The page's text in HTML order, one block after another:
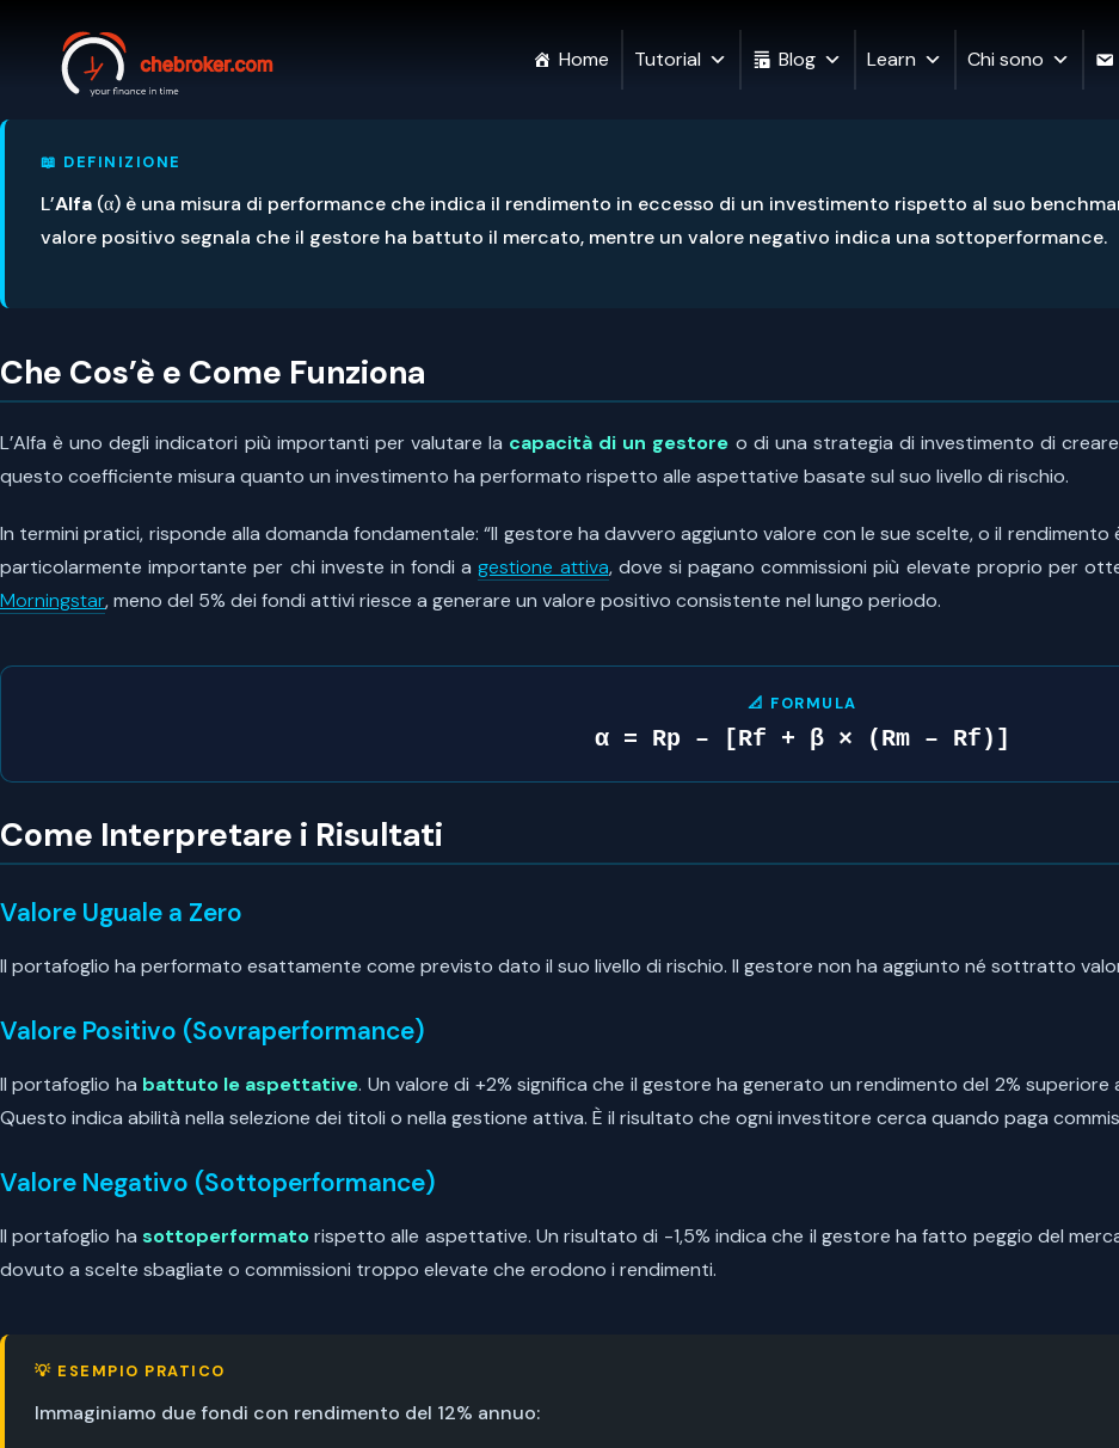
Home Tutorial Blog Learn Chi sono
📖 DEFINIZIONE
L’Alfa (α) è una misura di performance che indica il rendimento in eccesso di un investimento rispetto al suo
valore positivo segnala che il gestore ha battuto il mercato, mentre un valore negativo indica una sottoperformance.
Che Cos’è e Come Funziona
L’Alfa è uno degli indicatori più importanti per valutare la capacità di un gestore o di una strategia di investimento di
questo coefficiente misura quanto un investimento ha performato rispetto alle aspettative basate sul suo livello di rischio.
In termini pratici, risponde alla domanda fondamentale: “Il gestore ha davvero aggiunto valore con le sue scelte, o il
particolarmente importante per chi investe in fondi agestione attiva, dove si pagano commissioni più elevate proprio per
Morningstar, meno del 5% dei fondi attivi riesce a generare un valore positivo consistente nel lungo periodo.
📐 FORMULA
α = Rp – [Rf + β × (Rm – Rf)]
Come Interpretare i Risultati
Valore Uguale a Zero
Il portafoglio ha performato esattamente come previsto dato il suo livello di rischio. Il gestore non ha aggiunto né sottratto
Valore Positivo (Sovraperformance)
Il portafoglio ha battuto le aspettative. Un valore di +2% significa che il gestore ha generato un rendimento del 2%
Questo indica abilità nella selezione dei titoli o nella gestione attiva. È il risultato che ogni investitore cerca quando paga
Valore Negativo (Sottoperformance)
Il portafoglio ha sottoperformatorispetto alle aspettative. Un risultato di -1,5% indica che il gestore ha fatto peggio del
dovuto a scelte sbagliate o commissioni troppo elevate che erodono i rendimenti.
💡 ESEMPIO PRATICO
Immaginiamo due fondi con rendimento del 12% annuo: